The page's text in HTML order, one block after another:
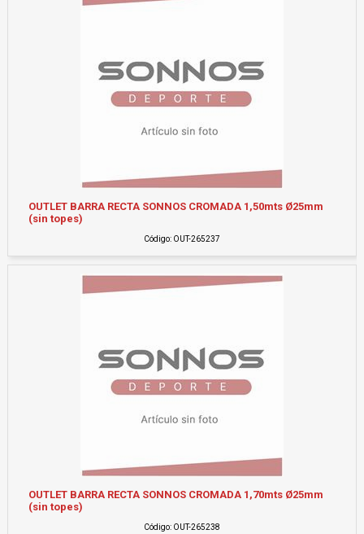
OUTLET BARRA RECTA SONNOS CROMADA 1,50mts Ø25mm
(sin topes)
Código: OUT-265237
OUTLET BARRA RECTA SONNOS CROMADA 1,70mts Ø25mm
(sin topes)
Código: OUT-265238